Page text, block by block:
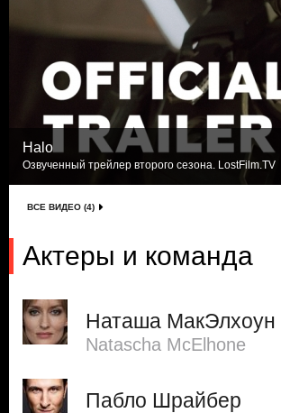
Halo
Озвученный трейлер второго сезона. LostFilm.TV
ВСЕ ВИДЕО (4)
Актеры и команда
Наташа МакЭлхоун
Natascha McElhone
Пабло Шрайбер